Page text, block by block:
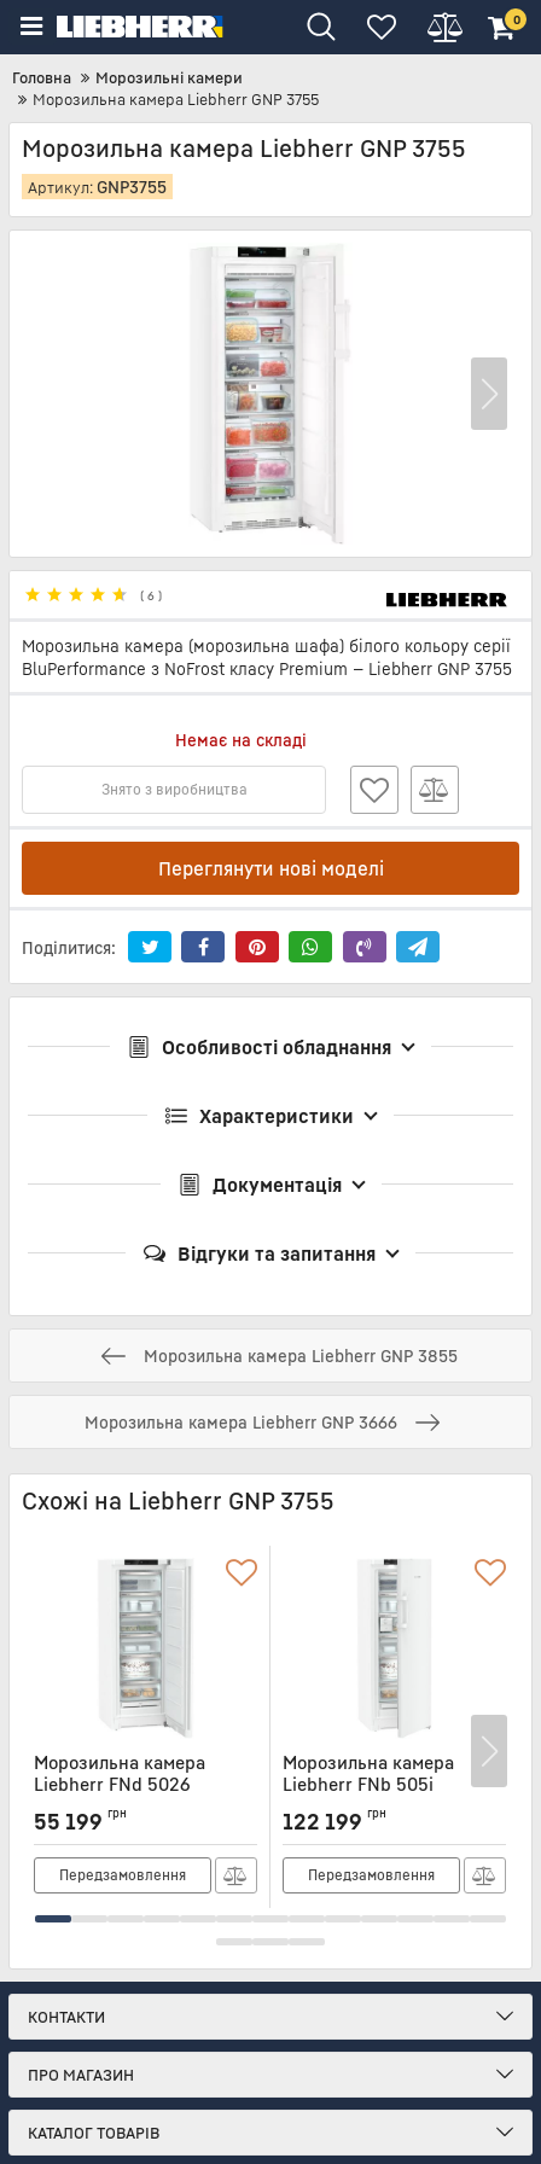
0
Головна
Морозильні камери
Морозильна камера Liebherr GNP 3755
Морозильна камера Liebherr GNP 3755
Артикул: GNP3755
( 6 )
Морозильна камера (морозильна шафа) білого кольору серії
BluPerformance з NoFrost класу Premium — Liebherr GNP 3755
Немає на складі
Знято з виробництва
Переглянути нові моделі
Поділитися:
Особливості обладнання
Характеристики
Документація
Відгуки та запитання
Морозильна камера Liebherr GNP 3855
Морозильна камера Liebherr GNP 3666
Схожі на Liebherr GNP 3755
Морозильна камера
Liebherr FNd 5026
FND5026
55 199 грн
Передзамовлення
Морозильна камера
Liebherr FNb 505i
FNB505I
122 199 грн
Передзамовлення
КОНТАКТИ
ПРО МАГАЗИН
КАТАЛОГ ТОВАРІВ